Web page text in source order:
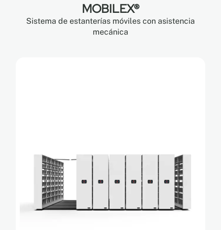
MOBILEX®
Sistema de estanterías móviles con asistencia
mecánica